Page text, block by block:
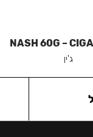
NASH 60G –
ג'ין